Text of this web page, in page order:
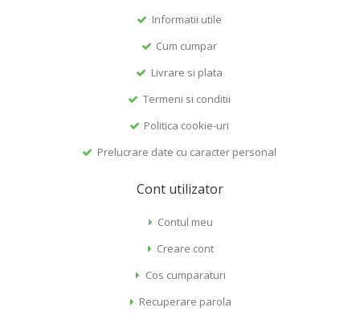
Informatii utile
Cum cumpar
Livrare si plata
Termeni si conditii
Politica cookie-uri
Prelucrare date cu caracter personal
Cont utilizator
Contul meu
Creare cont
Cos cumparaturi
Recuperare parola